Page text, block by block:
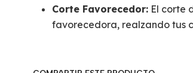
Corte Favorecedor: El corte
favorecedora, realzando tus